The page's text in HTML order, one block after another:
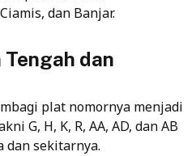
dan Banjar.
dan
plat nomornya menjadi
G, H, K, R, AA, AD, dan AB
dan sekitarnya.